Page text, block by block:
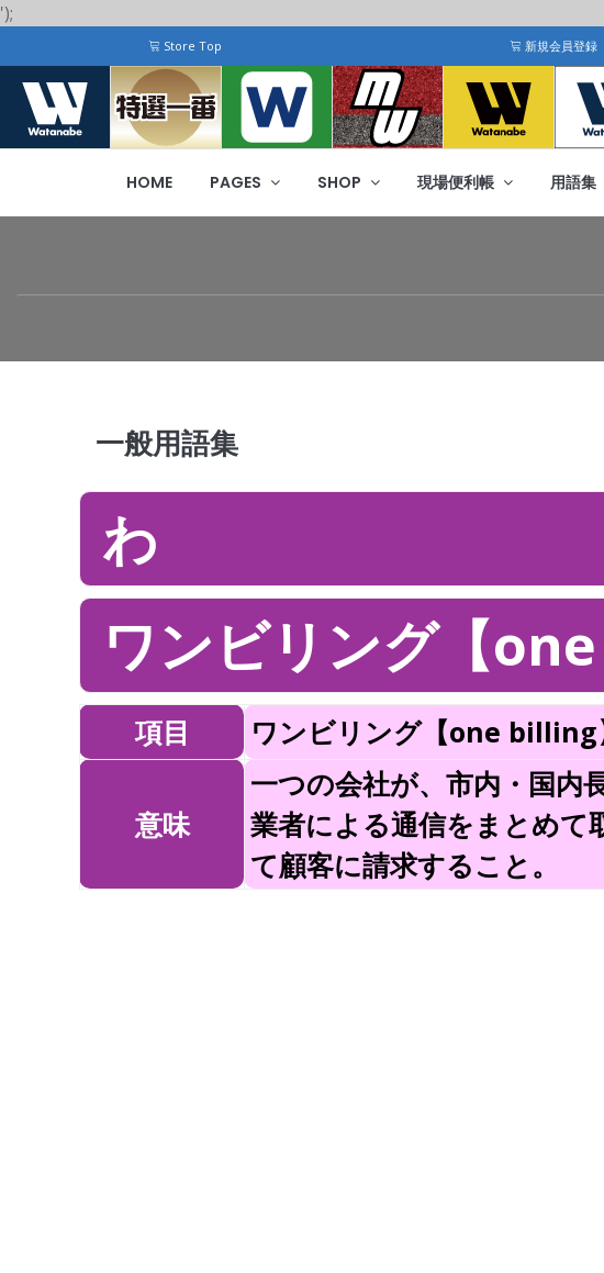
');
Store Top 新規会員登録
HOME PAGES SHOP 現場便利帳 用語集
一般用語集
わ
ワンビリング【
項目 ワンビリング【one billing
意味
一つの会社が、市内・国内
業者による通信をまとめて
て顧客に請求すること。